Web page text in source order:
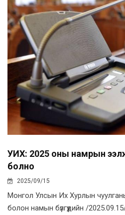
УИХ: 2025 оны намрын
болно
2025/09/15
Монгол Улсын Их Хурлын
болон намын бүлгүүдийн /